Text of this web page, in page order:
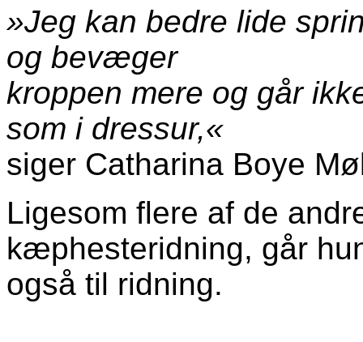
»Jeg kan bedre lide
og bevæger
kroppen mere og går
som i dressur,«
siger Catharina Boye
Ligesom flere af de
kæphesteridning, går
også til ridning.